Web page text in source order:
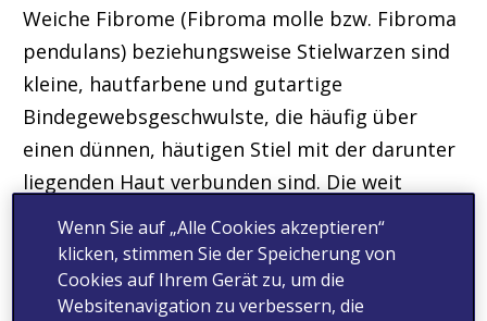
Weiche Fibrome (Fibroma molle bzw. Fibroma
pendulans) beziehungsweise Stielwarzen sind
kleine, hautfarbene und gutartige
Bindegewebsgeschwulste, die häufig über
einen dünnen, häutigen Stiel mit der darunter
liegenden Haut verbunden sind. Die weit
zu den sogenannten ‚echten‘ Warzen nicht
viral bedingt und nicht ansteckend.
Stielwarzen bilden sich oft am Hals, im Bereich
Wenn Sie auf „Alle Cookies akzeptieren“
klicken, stimmen Sie der Speicherung von
Cookies auf Ihrem Gerät zu, um die
Websitenavigation zu verbessern, die